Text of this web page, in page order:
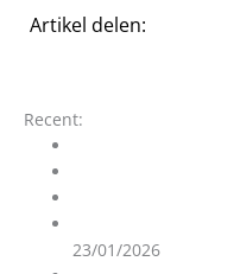
Artikel delen:
Recent:
23/01/2026